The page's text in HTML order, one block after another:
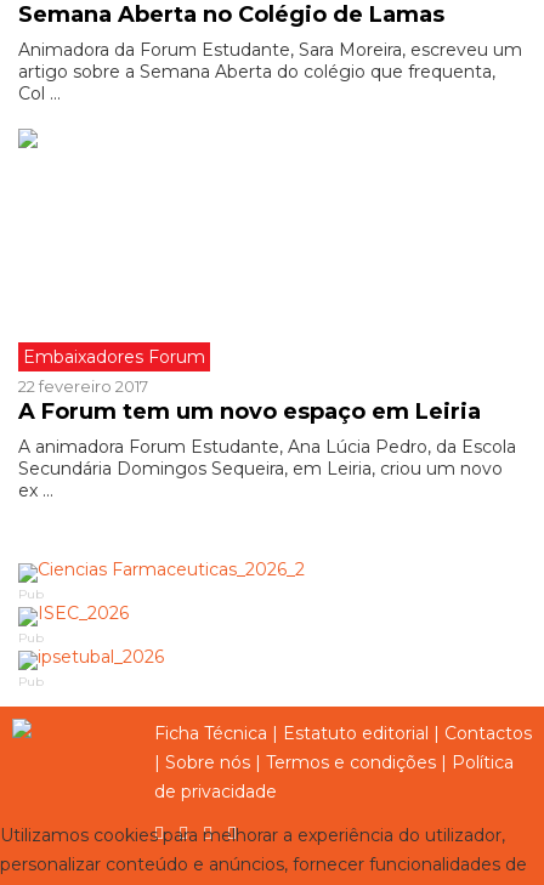
Semana Aberta no Colégio de Lamas
Animadora da Forum Estudante, Sara Moreira, escreveu um
artigo sobre a Semana Aberta do colégio que frequenta,
Col ...
Embaixadores Forum
22 fevereiro 2017
A Forum tem um novo espaço em Leiria
A animadora Forum Estudante, Ana Lúcia Pedro, da Escola
Secundária Domingos Sequeira, em Leiria, criou um novo
ex ...
Pub
Pub
Pub
Ficha Técnica | Estatuto editorial | Contactos
| Sobre nós | Termos e condições | Política
de privacidade
Utilizamos cookies para melhorar a experiência do utilizador,
personalizar conteúdo e anúncios, fornecer funcionalidades de